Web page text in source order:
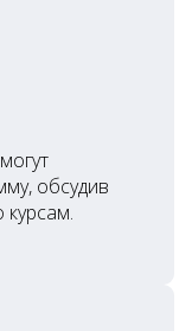
обсудив
курсам.